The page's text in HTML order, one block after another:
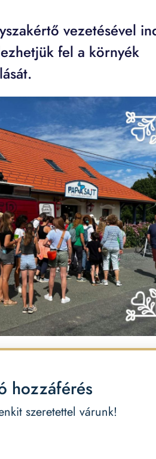
vezetésével
fel a környék
hozzáférés
szeretettel várunk!